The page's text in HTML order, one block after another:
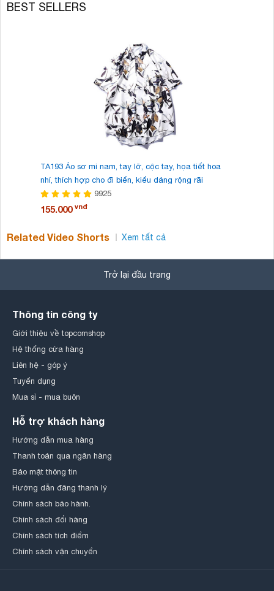
BEST SELLERS
TA193 Áo sơ mi nam, tay lỡ, cộc tay, họa tiết hoa
nhí, thích hợp cho đi biển, kiểu dáng rộng rãi
9925
155.000 vnđ
Related Video Shorts Xem tất cả
Trở lại đầu trang
Thông tin công ty
Giới thiệu về topcomshop
Hệ thống cửa hàng
Liên hệ - góp ý
Tuyển dụng
Mua sỉ - mua buôn
Hỗ trợ khách hàng
Hướng dẫn mua hàng
Thanh toán qua ngân hàng
Bảo mật thông tin
Hướng dẫn đăng thanh lý
Chính sách bảo hành.
Chính sách đổi hàng
Chính sách tích điểm
Chính sách vận chuyển